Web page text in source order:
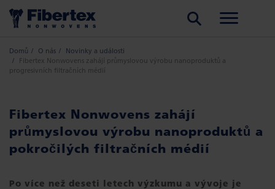
Domů O nás
Novinky a události
Fibertex Nonwovens zahájí průmyslovou výrobu nanoproduktů a
progresivních filtračních médií
Fibertex Nonwovens zahájí
průmyslovou výrobu nanoproduktů a
pokročilých filtračních médií
Po více než deseti letech výzkumu a vývoje je